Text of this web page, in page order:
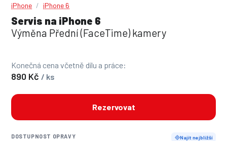
iPhone iPhone 6
Servis na iPhone 6
Výměna Přední (FaceTime) kamery
Konečná cena včetně dílu a práce:
890 Kč / ks
Rezervovat
DOSTUPNOST OPRAVY Najít nejbližší